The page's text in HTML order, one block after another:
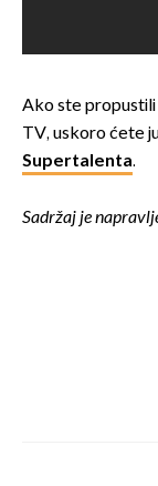
Ako ste
TV, uskoro ćete
Supertalenta.
Sadržaj je